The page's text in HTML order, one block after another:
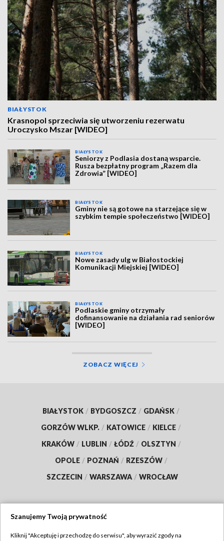
BIAŁYSTOK
Krasnopol sprzeciwia się utworzeniu rezerwatu
Uroczysko Mszar [WIDEO]
BIAŁYSTOK
Seniorzy z Podlasia dostaną wsparcie.
Rusza bezpłatny program „Razem dla
Zdrowia” [WIDEO]
BIAŁYSTOK
Gminy nie są gotowe na starzejące się w
szybkim tempie społeczeństwo [WIDEO]
BIAŁYSTOK
Nowe zasady ulg w Białostockiej
Komunikacji Miejskiej [WIDEO]
BIAŁYSTOK
Podlaskie gminy otrzymały
dofinansowanie na działania rad seniorów
[WIDEO]
ZOBACZ WIĘCEJ
BIAŁYSTOK / BYDGOSZCZ / GDAŃSK /
GORZÓW WLKP. / KATOWICE / KIELCE /
KRAKÓW / LUBLIN / ŁÓDŹ / OLSZTYN /
OPOLE / POZNAŃ / RZESZÓW /
SZCZECIN / WARSZAWA / WROCŁAW
Szanujemy Twoją prywatność
Kliknij "Akceptuję i przechodzę do serwisu", aby wyrazić zgody na